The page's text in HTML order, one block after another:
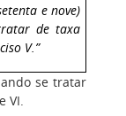
e nove)
de taxa
V.”
se tratar
VI.